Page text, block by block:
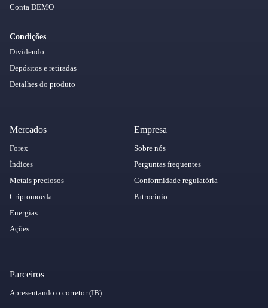
Conta DEMO
Condições
Dividendo
Depósitos e retiradas
Detalhes do produto
Mercados
Forex
Índices
Metais preciosos
Criptomoeda
Energias
Ações
Empresa
Sobre nós
Perguntas frequentes
Conformidade regulatória
Patrocínio
Parceiros
Apresentando o corretor (IB)